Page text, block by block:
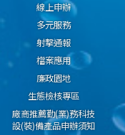
線上申辦
多元服務
射擊通報
檔案應用
廉政園地
生態檢核專區
廠商推薦勤(業)務科技
設(裝)備產品申辦須知